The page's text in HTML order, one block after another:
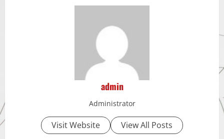
admin
Administrator
Visit Website View All Posts